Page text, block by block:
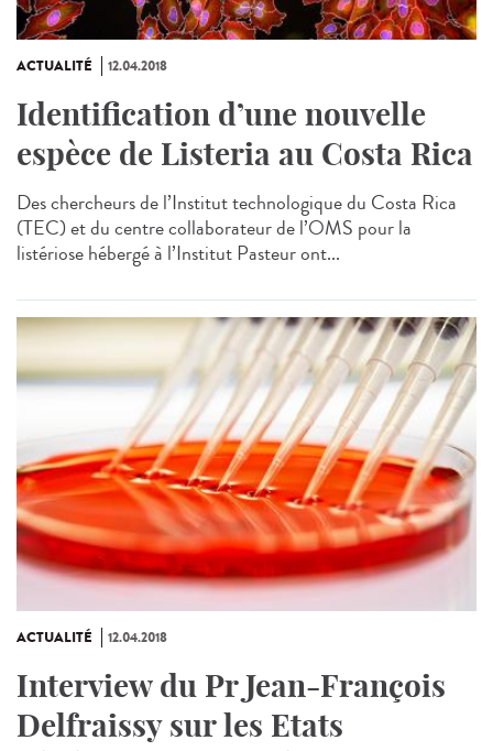
ACTUALITÉ 12.04.2018
Identification d’une nouvelle
espèce de Listeria au Costa Rica
Des chercheurs de l’Institut technologique du Costa Rica
(TEC) et du centre collaborateur de l’OMS pour la
listériose hébergé à l’Institut Pasteur ont...
ACTUALITÉ 12.04.2018
Interview du Pr Jean-François
Delfraissy sur les Etats